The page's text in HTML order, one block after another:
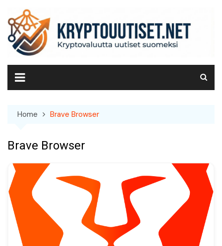
content
Home Brave Browser
Brave Browser